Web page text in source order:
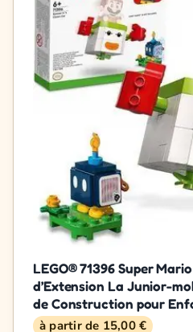
LEGO® 71396 Super
d’Extension La Junior-
de Construction pour
à partir de 15,00 €